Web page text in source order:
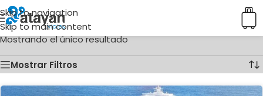
Skip to navigation
Skip to main content
Inicio/Ciudades del producto
Mostrando el único resultado
Mostrar Filtros